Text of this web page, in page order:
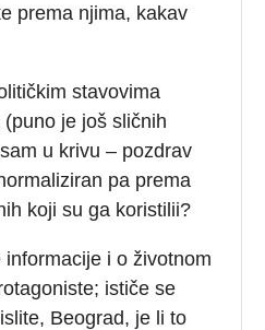
prema njima, kakav
stavovima
je još sličnih
u krivu – pozdrav
pa prema
koji su ga koristilii?
i o životnom
ističe se
Beograd, je li to